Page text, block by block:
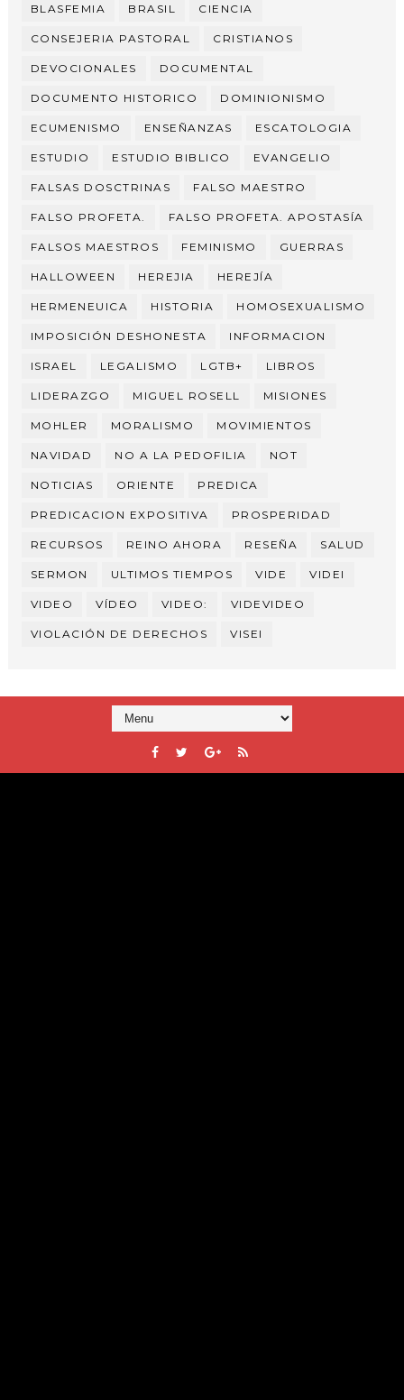
BLASFEMIA BRASIL CIENCIA
CONSEJERIA PASTORAL CRISTIANOS
DEVOCIONALES DOCUMENTAL
DOCUMENTO HISTORICO DOMINIONISMO
ECUMENISMO ENSEÑANZAS ESCATOLOGIA
ESTUDIO ESTUDIO BIBLICO EVANGELIO
FALSAS DOSCTRINAS FALSO MAESTRO
FALSO PROFETA. FALSO PROFETA. APOSTASÍA
FALSOS MAESTROS FEMINISMO GUERRAS
HALLOWEEN HEREJIA HEREJÍA
HERMENEUICA HISTORIA HOMOSEXUALISMO
IMPOSICIÓN DESHONESTA INFORMACION
ISRAEL LEGALISMO LGTB+ LIBROS
LIDERAZGO MIGUEL ROSELL MISIONES
MOHLER MORALISMO MOVIMIENTOS
NAVIDAD NO A LA PEDOFILIA NOT
NOTICIAS ORIENTE PREDICA
PREDICACION EXPOSITIVA PROSPERIDAD
RECURSOS REINO AHORA RESEÑA SALUD
SERMON ULTIMOS TIEMPOS VIDE VIDEI
VIDEO VÍDEO VIDEO: VIDEVIDEO
VIOLACIÓN DE DERECHOS VISEI